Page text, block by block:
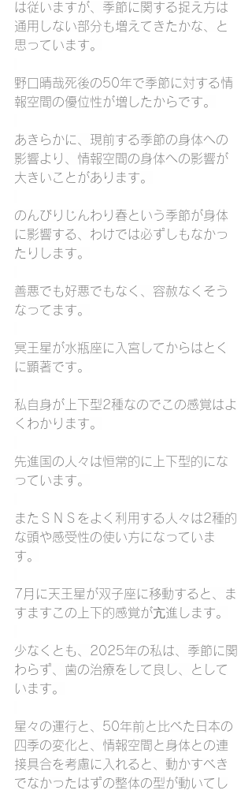
は従いますが、季節に関する捉え方は
通用しない部分も増えてきたかな、と
思っています。
野口晴哉死後の50年で季節に対する情
報空間の優位性が増したからです。
あきらかに、現前する季節の身体への
影響より、情報空間の身体への影響が
大きいことがあります。
のんびりじんわり春という季節が身体
に影響する、わけでは必ずしもなかっ
たりします。
善悪でも好悪でもなく、容赦なくそう
なってます。
冥王星が水瓶座に入宮してからはとく
に顕著です。
私自身が上下型2種なのでこの感覚はよ
くわかります。
先進国の人々は恒常的に上下型的にな
っています。
またＳＮＳをよく利用する人々は2種的
な頭や感受性の使い方になっていま
す。
7月に天王星が双子座に移動すると、ま
すますこの上下的感覚が亢進します。
少なくとも、2025年の私は、季節に関
わらず、歯の治療をして良し、として
います。
星々の運行と、50年前と比べた日本の
四季の変化と、情報空間と身体との連
接具合を考慮に入れると、動かすべき
でなかったはずの整体の型が動いてし